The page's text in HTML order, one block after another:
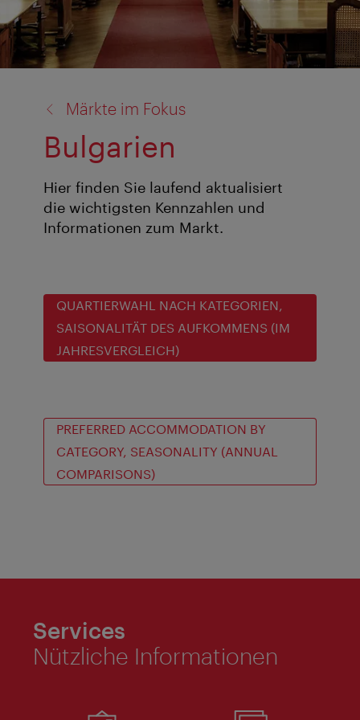
Märkte im Fokus
Bulgarien
Hier finden Sie laufend aktualisiert
die wichtigsten Kennzahlen und
Informationen zum Markt.
QUARTIERWAHL NACH KATEGORIEN,
SAISONALITÄT DES AUFKOMMENS (IM
JAHRESVERGLEICH)
PREFERRED ACCOMMODATION BY
CATEGORY, SEASONALITY (ANNUAL
COMPARISONS)
Services
Nützliche Informationen